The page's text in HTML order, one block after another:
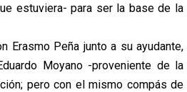
estuviera- para ser la base de la
Erasmo Peña junto a su ayudante,
Moyano -proveniente de la
pero con el mismo compás de